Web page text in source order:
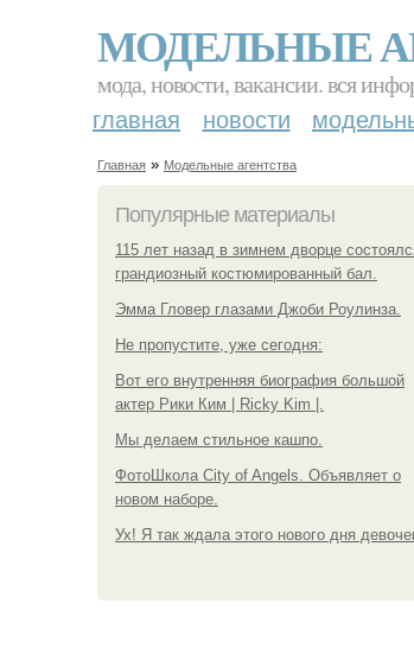
МОДЕЛЬНЫЕ
мода, новости, вакансии. вся
главная новости
Главная » Модельные агентства
Популярные материалы
115 лет назад в зимнем дворце
грандиозный костюмированный бал.
Эмма Гловер глазами Джоби Роулинза.
Не пропустите, уже сегодня:
Вот его внутренняя биография большой
актер Рики Ким | Ricky Kim |.
Мы делаем стильное кашпо.
ФотоШкола City of Angels. Объявляет о
новом наборе.
Ух! Я так ждала этого нового дня